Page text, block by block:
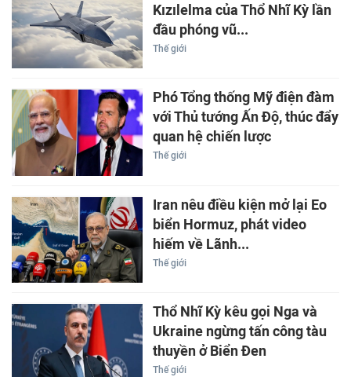
Kızılelma của Thổ Nhĩ Kỳ lần
đầu phóng vũ...
Thế giới
Phó Tổng thống Mỹ điện đàm
với Thủ tướng Ấn Độ, thúc đẩy
quan hệ chiến lược
Thế giới
Iran nêu điều kiện mở lại Eo
biển Hormuz, phát video
hiếm về Lãnh...
Thế giới
Thổ Nhĩ Kỳ kêu gọi Nga và
Ukraine ngừng tấn công tàu
thuyền ở Biển Đen
Thế giới